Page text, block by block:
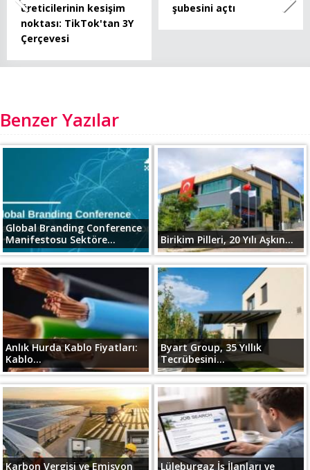
üreticilerinin kesişim
noktası: TikTok'tan 3Y
Çerçevesi
şubesini açtı
Benzer Yazılar
Global Branding Conference
Manifestosu Sektöre...
Birikim Pilleri, 20 Yılı Aşkın...
Anlık Hurda Kablo Fiyatları:
Kablo...
Byart Group, 35 Yıllık
Tecrübesini...
Karbon Vergisi ve Emisyon Lüleburgaz İş İlanları ve